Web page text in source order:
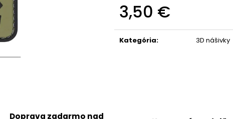
3,50 €
cena:
Kategória: 3D nášivky
Doprava zadarmo nad